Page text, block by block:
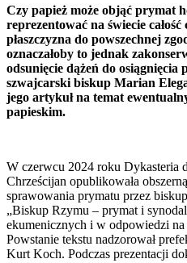
Czy papież może objąć prymat
reprezentować na świecie
płaszczyzna do powszechnej
oznaczałoby to jednak
odsunięcie dążeń do
szwajcarski biskup Marian
jego artykuł na temat
papieskim.
W czerwcu 2024 roku Dykasteria
Chrześcijan opublikowała
sprawowania prymatu przez
„Biskup Rzymu – prymat i
ekumenicznych i w odpowiedzi
Powstanie tekstu nadzorował
Kurt Koch. Podczas prezentacji